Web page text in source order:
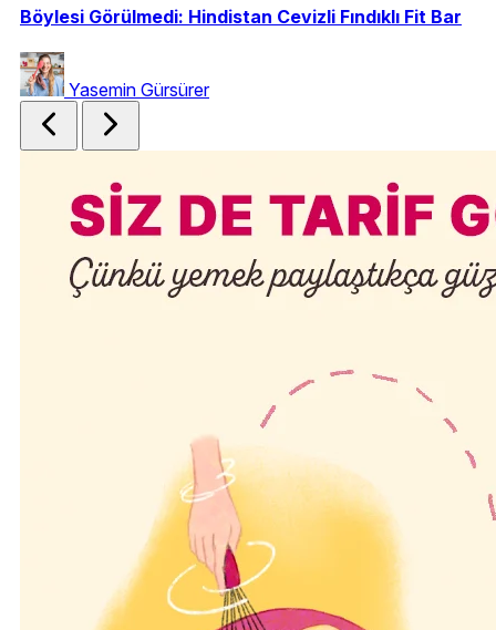
Böylesi Görülmedi: Hindistan Cevizli Fındıklı Fit Bar
Yasemin Gürsürer